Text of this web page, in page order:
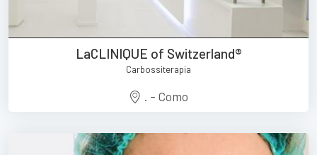
LaCLINIQUE of Switzerland®
Carbossiterapia
. - Como